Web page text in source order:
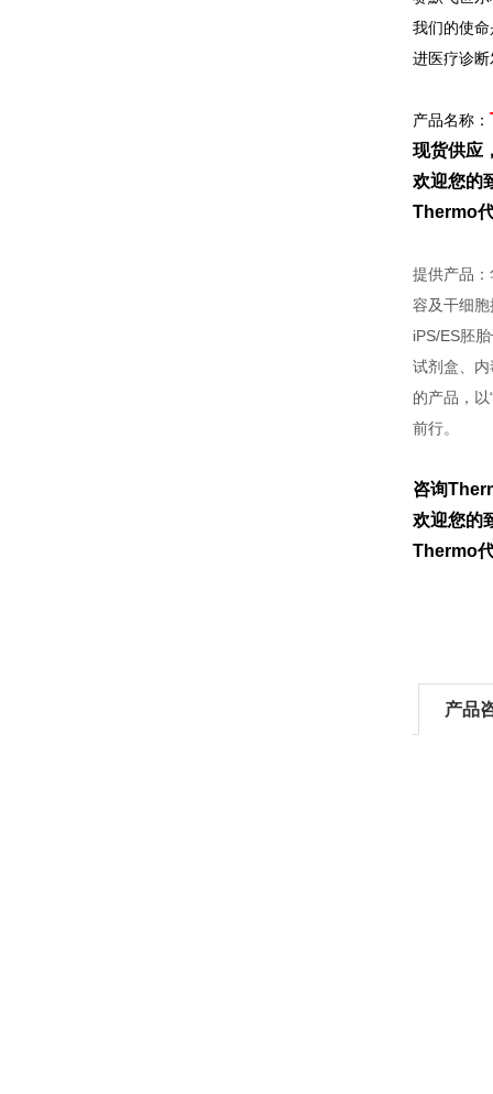
我们的使
进医疗诊
产品名称：
现货供应
欢迎您
Thermo
提供产品
容及干细
iPS/ES胚
试剂盒、
的产品，
前行。
咨询
欢迎您
Thermo
产品